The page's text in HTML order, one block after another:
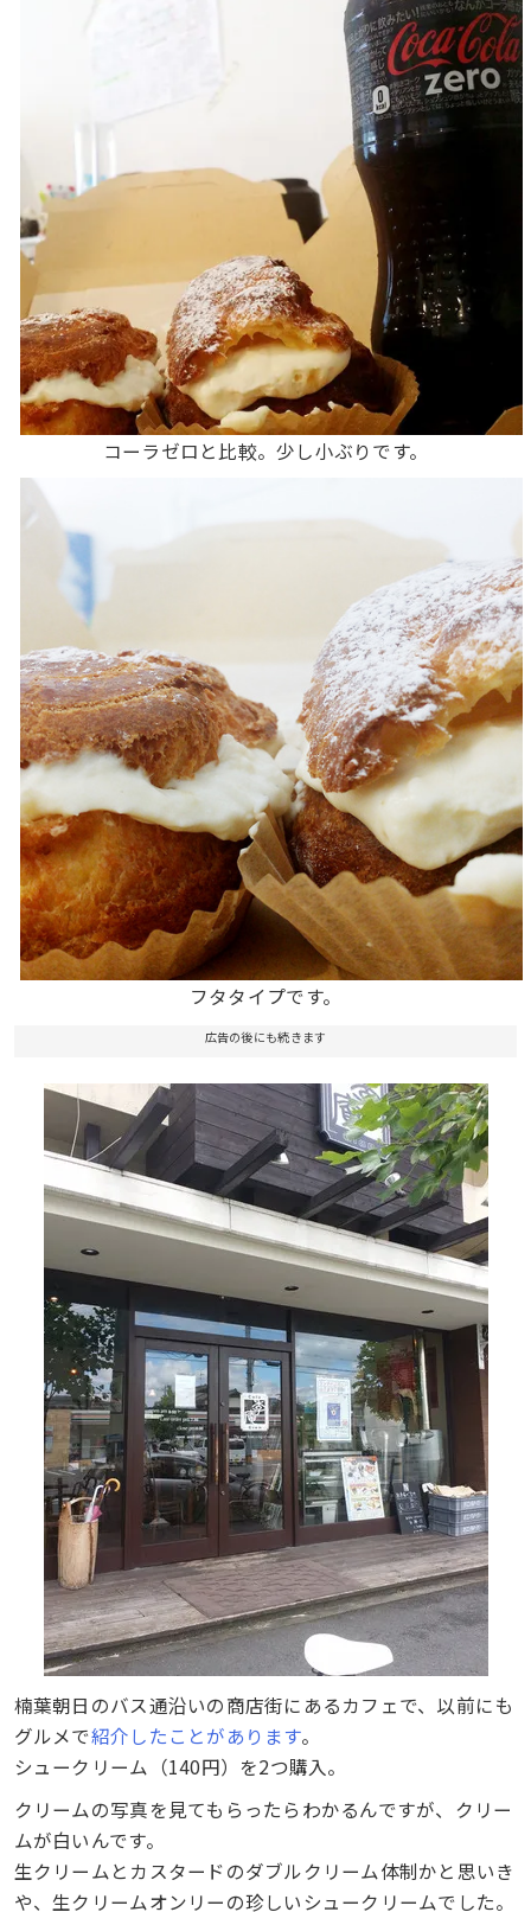
コーラゼロと比較。少し小ぶりです。
フタタイプです。
広告の後にも続きます
楠葉朝日のバス通沿いの商店街にあるカフェで、以前にも
グルメで紹介したことがあります。
シュークリーム（140円）を2つ購入。
クリームの写真を見てもらったらわかるんですが、クリー
ムが白いんです。
生クリームとカスタードのダブルクリーム体制かと思いき
や、生クリームオンリーの珍しいシュークリームでした。